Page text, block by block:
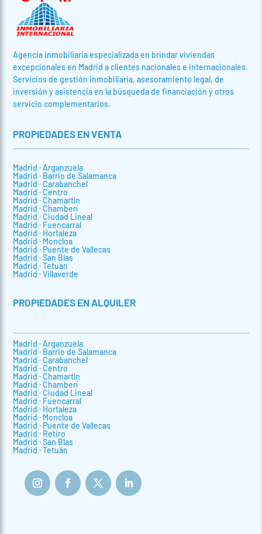
Agencia inmobiliaria especializada en brindar viviendas
excepcionales en Madrid a clientes nacionales e internacionales.
Servicios de gestión inmobiliaria, asesoramiento legal, de
inversión y asistencia en la búsqueda de financiación y otros
servicio complementarios.
PROPIEDADES EN VENTA
Madrid · Arganzuela
Madrid · Barrio de Salamanca
Madrid · Carabanchel
Madrid · Centro
Madrid · Chamartín
Madrid · Chamberí
Madrid · Ciudad Lineal
Madrid · Fuencarral
Madrid · Hortaleza
Madrid · Moncloa
Madrid · Puente de Vallecas
Madrid · San Blas
Madrid · Tetuán
Madrid · Villaverde
PROPIEDADES EN ALQUILER
Madrid · Arganzuela
Madrid · Barrio de Salamanca
Madrid · Carabanchel
Madrid · Centro
Madrid · Chamartín
Madrid · Chamberí
Madrid · Ciudad Lineal
Madrid · Fuencarral
Madrid · Hortaleza
Madrid · Moncloa
Madrid · Puente de Vallecas
Madrid · Retiro
Madrid · San Blas
Madrid · Tetuán